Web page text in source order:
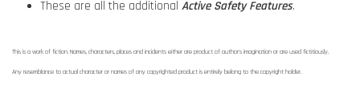
These are all the additional Active Safety Features.
This is a work of fiction. Names, characters, places and incidents either are product of author's imagination or are used fictitiously.
Any resemblance to actual character or names of any copyrighted product is entirely belong to the copyright holder.